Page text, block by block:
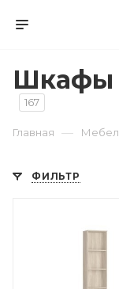
Шкафы
167
Главная —
ФИЛЬТР